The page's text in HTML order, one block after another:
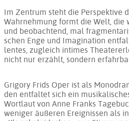
Im Zen­trum steht die Per­spek­ti­ve
Wahr­neh­mung formt die Welt, die
und be­ob­ach­tend, mal
schen En­ge und Ima­gi­na­ti­on
len­tes, zu­gleich in­ti­mes
nicht nur er­zählt, son­dern
Grigory Frids Oper ist als
den ent­fal­tet sich ein
Wort­laut von Anne Franks
we­ni­ger äu­ße­ren Er­eig­nis­sen als